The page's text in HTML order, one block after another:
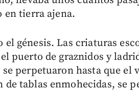
en tierra ajena.
el génesis. Las criaturas
puerto de graznidos y
perpetuaron hasta que
de tablas enmohecidas, se